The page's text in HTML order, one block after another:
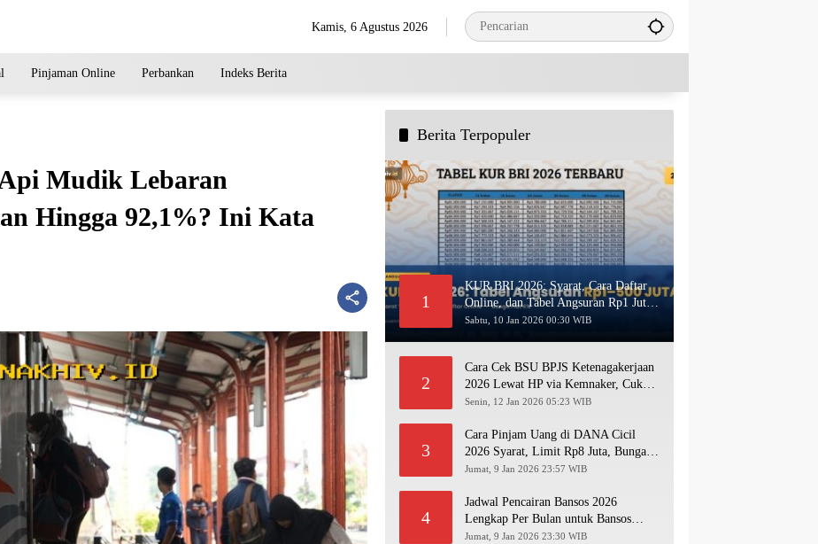
Kamis, 6 Agustus 2026
Pinjaman Online Perbankan Indeks Berita
Mudik Lebaran
Hingga 92,1%? Ini Kata
Berita Terpopuler
1
KUR BRI 2026: Syarat, Cara Daftar
Online, dan Tabel Angsuran Rp1 Juta–
500 Juta Terbaru
Sabtu, 10 Jan 2026 00:30 WIB
2
Cara Cek BSU BPJS Ketenagakerjaan
2026 Lewat HP via Kemnaker, Cukup
Pakai NIK KTP!
Senin, 12 Jan 2026 05:23 WIB
3
Cara Pinjam Uang di DANA Cicil
2026 Syarat, Limit Rp8 Juta, Bunga &
Langkah Pengajuan Lengkap
Jumat, 9 Jan 2026 23:57 WIB
4
Jadwal Pencairan Bansos 2026
Lengkap Per Bulan untuk Bansos
PKH, BPNT, PIP, BLT Kesra
Jumat, 9 Jan 2026 23:30 WIB